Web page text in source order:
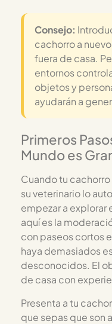
Consejo:
cachorro a
fuera de casa.
entornos
objetos y
ayudarán a
Primeros
Mundo es
Cuando tu
su veterinario lo
empezar a explorar
aquí es la
con paseos cortos
haya demasiados
desconocidos. El
de casa con
Presenta a tu
que sepas que son